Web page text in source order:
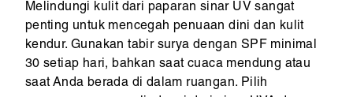
Melindungi kulit dari paparan sinar UV sangat
penting untuk mencegah penuaan dini dan kulit
kendur. Gunakan tabir surya dengan SPF minimal
30 setiap hari, bahkan saat cuaca mendung atau
saat Anda berada di dalam ruangan. Pilih